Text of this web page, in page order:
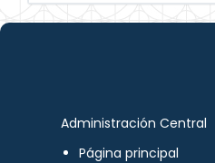
Administración Central
Página principal